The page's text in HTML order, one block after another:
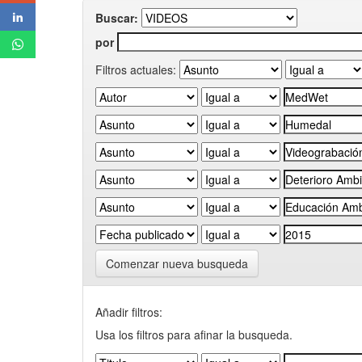
Buscar:
por
Filtros actuales:
Comenzar nueva busqueda
Añadir filtros:
Usa los filtros para afinar la busqueda.